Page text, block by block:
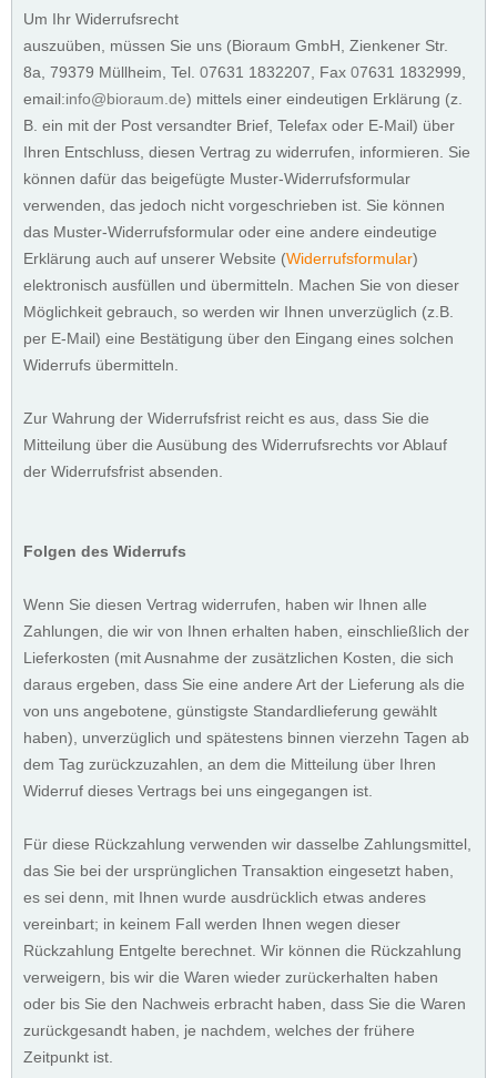
Um Ihr Widerrufsrecht
auszuüben, müssen Sie uns (Bioraum GmbH, Zienkener Str.
8a, 79379 Müllheim, Tel. 07631 1832207, Fax 07631 1832999,
email:info@bioraum.de) mittels einer eindeutigen Erklärung (z.
B. ein mit der Post versandter Brief, Telefax oder E-Mail) über
Ihren Entschluss, diesen Vertrag zu widerrufen, informieren. Sie
können dafür das beigefügte Muster-Widerrufsformular
verwenden, das jedoch nicht vorgeschrieben ist. Sie können
das Muster-Widerrufsformular oder eine andere eindeutige
Erklärung auch auf unserer Website (Widerrufsformular)
elektronisch ausfüllen und übermitteln. Machen Sie von dieser
Möglichkeit gebrauch, so werden wir Ihnen unverzüglich (z.B.
per E-Mail) eine Bestätigung über den Eingang eines solchen
Widerrufs übermitteln.
Zur Wahrung der Widerrufsfrist reicht es aus, dass Sie die
Mitteilung über die Ausübung des Widerrufsrechts vor Ablauf
der Widerrufsfrist absenden.
Folgen des Widerrufs
Wenn Sie diesen Vertrag widerrufen, haben wir Ihnen alle
Zahlungen, die wir von Ihnen erhalten haben, einschließlich der
Lieferkosten (mit Ausnahme der zusätzlichen Kosten, die sich
daraus ergeben, dass Sie eine andere Art der Lieferung als die
von uns angebotene, günstigste Standardlieferung gewählt
haben), unverzüglich und spätestens binnen vierzehn Tagen ab
dem Tag zurückzuzahlen, an dem die Mitteilung über Ihren
Widerruf dieses Vertrags bei uns eingegangen ist.
Für diese Rückzahlung verwenden wir dasselbe Zahlungsmittel,
das Sie bei der ursprünglichen Transaktion eingesetzt haben,
es sei denn, mit Ihnen wurde ausdrücklich etwas anderes
vereinbart; in keinem Fall werden Ihnen wegen dieser
Rückzahlung Entgelte berechnet. Wir können die Rückzahlung
verweigern, bis wir die Waren wieder zurückerhalten haben
oder bis Sie den Nachweis erbracht haben, dass Sie die Waren
zurückgesandt haben, je nachdem, welches der frühere
Zeitpunkt ist.